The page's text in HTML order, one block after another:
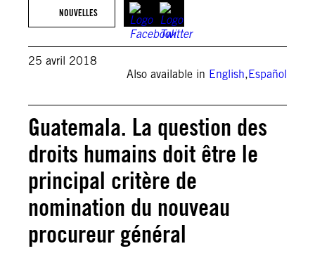
NOUVELLES
25 avril 2018
Also available in English,Español
Guatemala. La question des
droits humains doit être le
principal critère de
nomination du nouveau
procureur général